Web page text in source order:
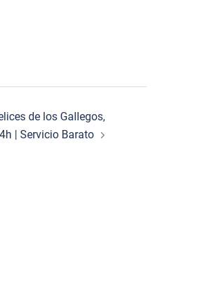
de los Gallegos,
| Servicio Barato